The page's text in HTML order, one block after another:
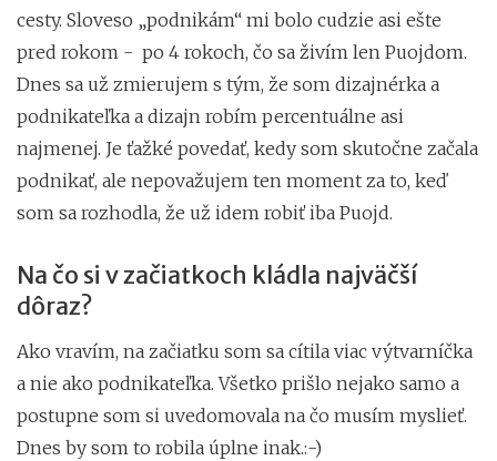
cesty. Sloveso „podnikám“ mi bolo cudzie asi ešte
pred rokom - po 4 rokoch, čo sa živím len Puojdom.
Dnes sa už zmierujem s tým, že som dizajnérka a
podnikateľka a dizajn robím percentuálne asi
najmenej. Je ťažké povedať, kedy som skutočne začala
podnikať, ale nepovažujem ten moment za to, keď
som sa rozhodla, že už idem robiť iba Puojd.
Na čo si v začiatkoch kládla najväčší
dôraz?
Ako vravím, na začiatku som sa cítila viac výtvarníčka
a nie ako podnikateľka. Všetko prišlo nejako samo a
postupne som si uvedomovala na čo musím myslieť.
Dnes by som to robila úplne inak.:-)